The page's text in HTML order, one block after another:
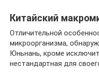
Китайский
Отличительной
микроорганизма,
Юньнань, кроме
нестандартная для